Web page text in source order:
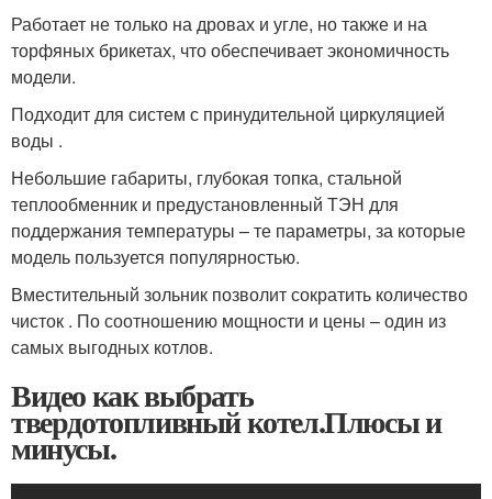
Работает не только на дровах и угле, но также и на
торфяных брикетах, что обеспечивает экономичность
модели.
Подходит для систем с принудительной циркуляцией
воды .
Небольшие габариты, глубокая топка, стальной
теплообменник и предустановленный ТЭН для
поддержания температуры – те параметры, за которые
модель пользуется популярностью.
Вместительный зольник позволит сократить количество
чисток . По соотношению мощности и цены – один из
самых выгодных котлов.
Видео как выбрать
твердотопливный котел.Плюсы и
минусы.